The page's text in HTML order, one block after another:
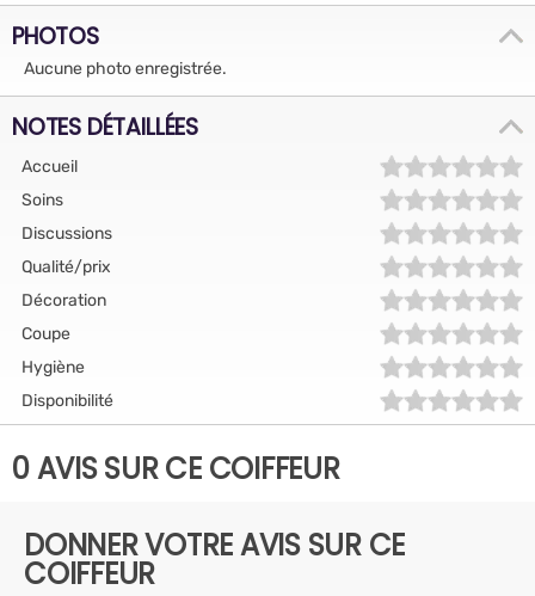
PHOTOS
Aucune photo enregistrée.
NOTES DÉTAILLÉES
Accueil
Soins
Discussions
Qualité/prix
Décoration
Coupe
Hygiène
Disponibilité
0 AVIS SUR CE COIFFEUR
DONNER VOTRE AVIS SUR CE
COIFFEUR